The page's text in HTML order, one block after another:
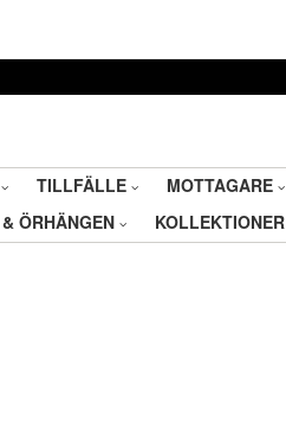
TILLFÄLLE MOTTAGARE
ÖRHÄNGEN
KOLLEKTIONER